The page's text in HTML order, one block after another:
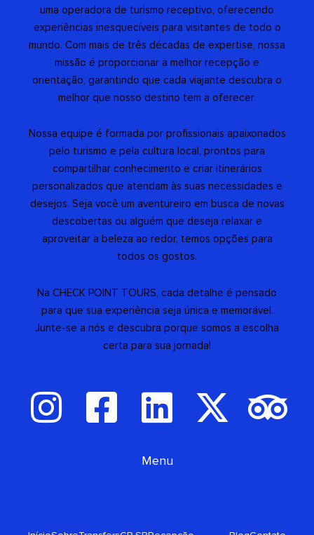
uma operadora de turismo receptivo, oferecendo
experiências inesquecíveis para visitantes de todo o
mundo. Com mais de três décadas de expertise, nossa
missão é proporcionar a melhor recepção e
orientação, garantindo que cada viajante descubra o
melhor que nosso destino tem a oferecer.
Nossa equipe é formada por profissionais apaixonados
pelo turismo e pela cultura local, prontos para
compartilhar conhecimento e criar itinerários
personalizados que atendam às suas necessidades e
desejos. Seja você um aventureiro em busca de novas
descobertas ou alguém que deseja relaxar e
aproveitar a beleza ao redor, temos opções para
todos os gostos.
Na CHECK POINT TOURS, cada detalhe é pensado
para que sua experiência seja única e memorável.
Junte-se a nós e descubra porque somos a escolha
certa para sua jornada!
I
F
L
n
X
T
Menu